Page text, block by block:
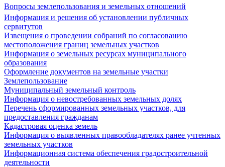
Вопросы землепользования и земельных отношений
Информация и решения об установлении публичных
сервитутов
Извещения о проведении собраний по согласованию
местоположения границ земельных участков
Информация о земельных ресурсах муниципального
образования
Оформление документов на земельные участки
Землепользование
Муниципальный земельный контроль
Информация о невостребованных земельных долях
Перечень сформированных земельных участков, для
предоставления гражданам
Кадастровая оценка земель
Информация о выявленных правообладателях ранее учтенных
земельных участков
Информационная система обеспечения градостроительной
деятельности